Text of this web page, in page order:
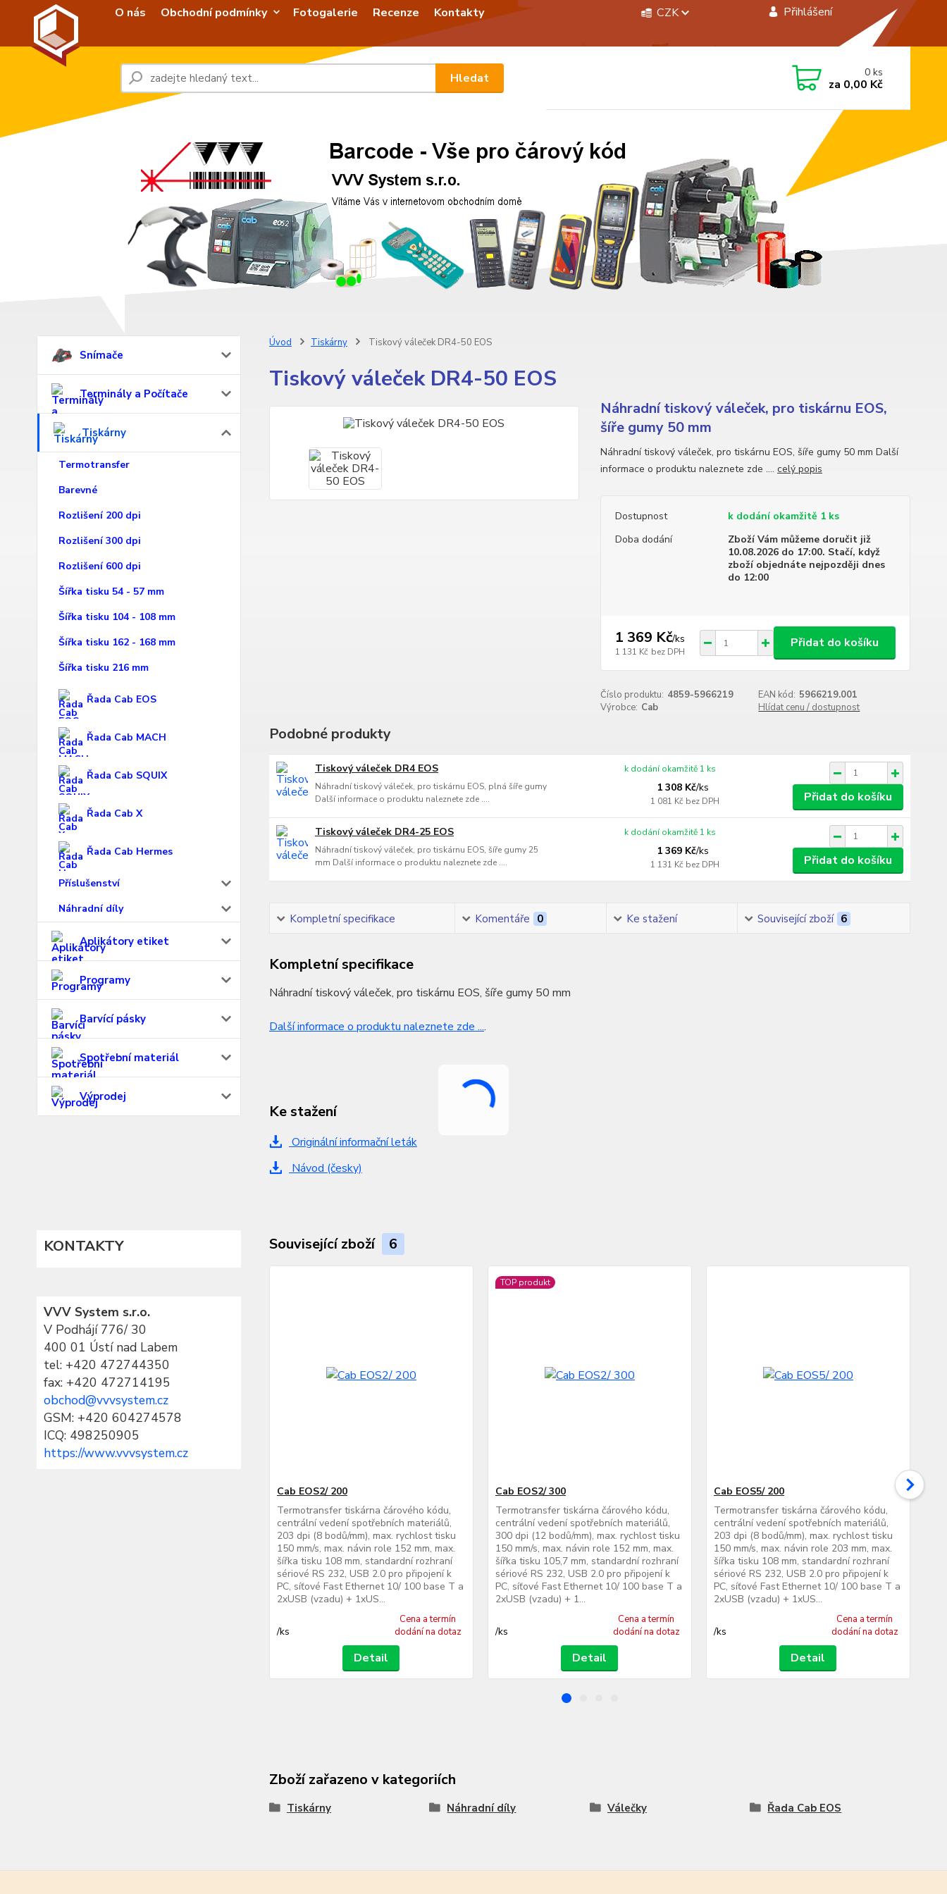
O nás Obchodní podmínky Fotogalerie Recenze Kontakty CZK Přihlášení
Hledat 0ks
za 0,00 Kč
Snímače
Terminály a Počítače
Tiskárny
Termotransfer
Barevné
Rozlišení 200 dpi
Rozlišení 300 dpi
Rozlišení 600 dpi
Šířka tisku 54 - 57 mm
Šířka tisku 104 - 108 mm
Šířka tisku 162 - 168 mm
Šířka tisku 216 mm
Řada Cab EOS
Řada Cab MACH
Řada Cab SQUIX
Řada Cab X
Řada Cab Hermes
Příslušenství
Náhradní díly
Aplikátory etiket
Programy
Barvící pásky
Spotřební materiál
Výprodej
KONTAKTY
VVV System s.r.o.
V Podhájí 776/ 30
400 01 Ústí nad Labem
tel: +420 472744350
fax: +420 472714195
obchod@vvvsystem.cz
GSM: +420 604274578
ICQ: 498250905
https://www.vvvsystem.cz
Úvod Tiskárny Tiskový váleček DR4-50 EOS
Tiskový váleček DR4-50 EOS
Náhradní tiskový váleček, pro tiskárnu EOS,
šíře gumy 50 mm
Náhradní tiskový váleček, pro tiskárnu EOS, šíře gumy 50 mm Další
informace o produktu naleznete zde .... celý popis
Dostupnost
k dodání okamžitě 1 ks
Doba dodání
Zboží Vám můžeme doručit již
10.08.2026 do 17:00. Stačí, když
zboží objednáte nejpozději dnes
do 12:00
1 369 Kč/ks
1 131 Kč bez DPH
Přidat do košíku
Číslo produktu: 4859-5966219 EAN kód: 5966219.001
Výrobce: Cab Hlídat cenu / dostupnost
Podobné produkty
Tiskový váleček DR4 EOS
Náhradní tiskový váleček, pro tiskárnu EOS, plná šíře gumy
Další informace o produktu naleznete zde ....
1 308 Kč/ks
1 081 Kč bez DPH
k dodání okamžitě 1 ks
Přidat do košíku
Tiskový váleček DR4-25 EOS
Náhradní tiskový váleček, pro tiskárnu EOS, šíře gumy 25
mm Další informace o produktu naleznete zde ....
1 369 Kč/ks
1 131 Kč bez DPH
k dodání okamžitě 1 ks
Přidat do košíku
Kompletní specifikace Komentáře 0 Ke stažení Související zboží 6
Kompletní specifikace
Náhradní tiskový váleček, pro tiskárnu EOS, šíře gumy 50 mm
Další informace o produktu naleznete zde ....
Ke stažení
Originální informační leták
Návod (česky)
Související zboží 6
Cab EOS2/ 200
Termotransfer tiskárna čárového kódu,
centrální vedení spotřebních materiálů,
203 dpi (8 bodů/mm), max. rychlost tisku
150 mm/s, max. návin role 152 mm, max.
šířka tisku 108 mm, standardní rozhraní
sériové RS 232, USB 2.0 pro připojení k
PC, síťové Fast Ethernet 10/ 100 base T a
2xUSB (vzadu) + 1xUS...
/ks
Cena a termín
dodání na dotaz
Detail
TOP produkt
Cab EOS2/ 300
Termotransfer tiskárna čárového kódu,
centrální vedení spotřebních materiálů,
300 dpi (12 bodů/mm), max. rychlost tisku
150 mm/s, max. návin role 152 mm, max.
šířka tisku 105,7 mm, standardní rozhraní
sériové RS 232, USB 2.0 pro připojení k
PC, síťové Fast Ethernet 10/ 100 base T a
2xUSB (vzadu) + 1...
/ks
Cena a termín
dodání na dotaz
Detail
Cab EOS5/ 200
Termotransfer tiskárna čárového kódu,
centrální vedení spotřebních materiálů,
203 dpi (8 bodů/mm), max. rychlost tisku
150 mm/s, max. návin role 203 mm, max.
šířka tisku 108 mm, standardní rozhraní
sériové RS 232, USB 2.0 pro připojení k
PC, síťové Fast Ethernet 10/ 100 base T a
2xUSB (vzadu) + 1xUS...
/ks
Cena a termín
dodání na dotaz
Detail
Zboží zařazeno v kategoriích
Tiskárny Náhradní díly Válečky Řada Cab EOS